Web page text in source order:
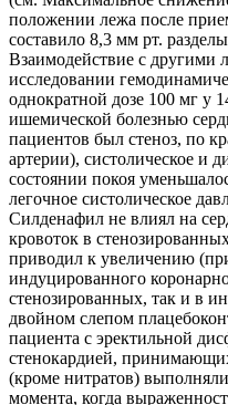
положении лежа после
составило 8,3 мм рт.
Взаимодействие с другими
исследовании
однократной дозе 100 мг у
ишемической болезнью
пациентов был стеноз, по
артерии), систолическое и
состоянии покоя
легочное систолическое
Силденафил не влиял на
кровоток в
приводил к увеличению
индуцированного
стенозированных, так и в
двойном слепом
пациента с эректильной
стенокардией,
(кроме нитратов)
момента, когда